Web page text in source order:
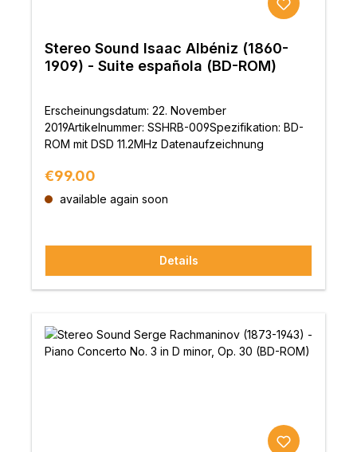
Stereo Sound Isaac Albéniz (1860-
1909) - Suite española (BD-ROM)
Erscheinungsdatum: 22. November
2019Artikelnummer: SSHRB-009Spezifikation: BD-
ROM mit DSD 11.2MHz Datenaufzeichnung
Regular price:
€99.00
available again soon
Details